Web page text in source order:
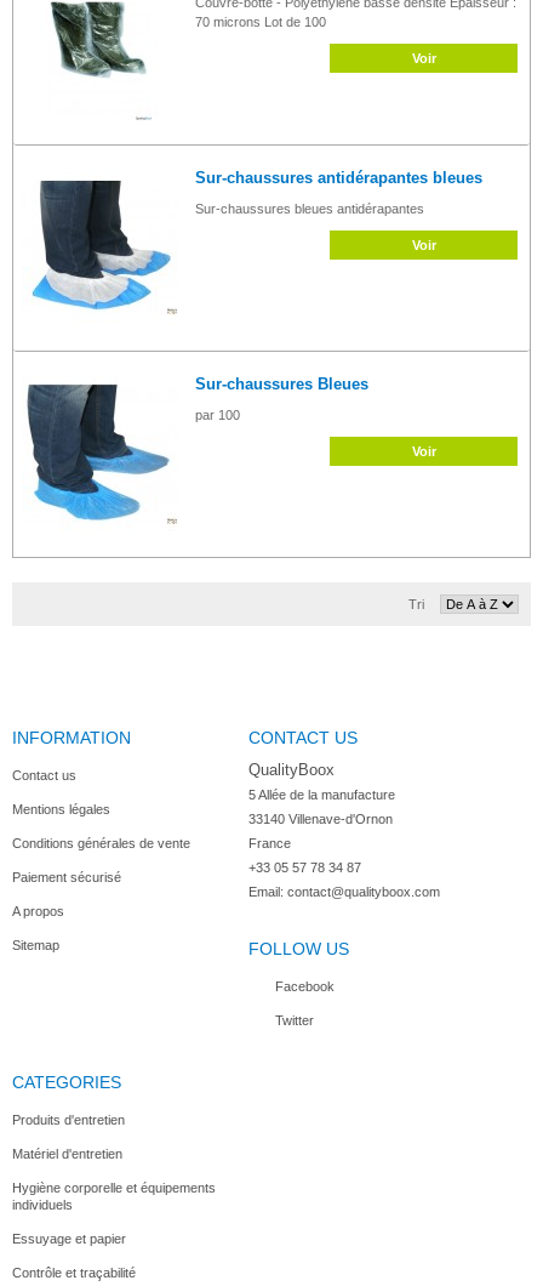
70 microns Lot de 100
Voir
Sur-chaussures antidérapantes bleues
Sur-chaussures bleues antidérapantes
Voir
Sur-chaussures Bleues
par 100
Voir
Tri
INFORMATION
Contact us
Mentions légales
Conditions générales de vente
Paiement sécurisé
A propos
Sitemap
CONTACT US
QualityBoox
5 Allée de la manufacture
33140 Villenave-d'Ornon
France
+33 05 57 78 34 87
Email: contact@qualityboox.com
FOLLOW US
Facebook
Twitter
CATEGORIES
Produits d'entretien
Matériel d'entretien
Hygiène corporelle et équipements
individuels
Essuyage et papier
Contrôle et traçabilité